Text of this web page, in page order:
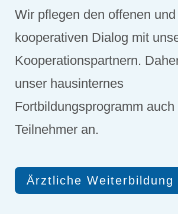
Wir pflegen den offenen und
kooperativen Dialog mit
Kooperationspartnern.
unser hausinternes
Fortbildungsprogramm
Teilnehmer an.
Ärztliche Weiterbildung